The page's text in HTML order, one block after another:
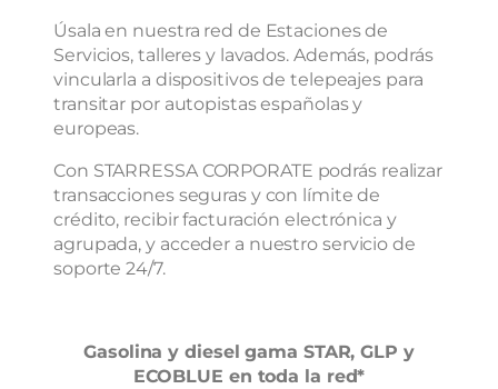
Úsala en nuestra red de Estaciones de
Servicios, talleres y lavados. Además, podrás
vincularla a dispositivos de telepeajes para
transitar por autopistas españolas y
europeas.
Con STARRESSA CORPORATE podrás realizar
transacciones seguras y con límite de
crédito, recibir facturación electrónica y
agrupada, y acceder a nuestro servicio de
soporte 24/7.
Gasolina y diesel gama STAR, GLP y
ECOBLUE en toda la red*